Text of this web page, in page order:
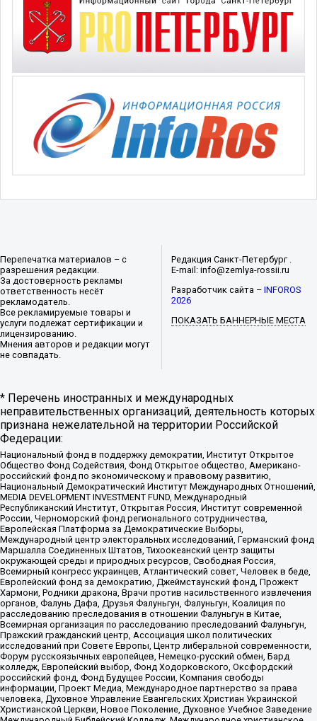
Перепечатка материалов – с
разрешения редакции.
За достоверность рекламы
ответственность несёт
рекламодатель.
Все рекламируемые товары и
услуги подлежат сертификации и
лицензированию.
Мнения авторов и редакции могут
не совпадать.
Редакция Санкт-Петербург .
E-mail: info@zemlya-rossii.ru
Разработчик сайта –INFOROS
2026
ПОКАЗАТЬ БАННЕРНЫЕ МЕСТА
* Перечень иностранных и международных
неправительственных организаций, деятельность которых
признана нежелательной на территории Российской
Федерации:
Национальный фонд в поддержку демократии, Институт Открытое
Общество Фонд Содействия, Фонд Открытое общество, Американо-
российский фонд по экономическому и правовому развитию,
Национальный Демократический Институт Международных Отношений,
MEDIA DEVELOPMENT INVESTMENT FUND, Международный
Республиканский Институт, Открытая Россия, Институт современной
России, Черноморский фонд регионального сотрудничества,
Европейская Платформа за Демократические Выборы,
Международный центр электоральных исследований, Германский фонд
Маршалла Соединенных Штатов, Тихоокеанский центр защиты
окружающей среды и природных ресурсов, Свободная Россия,
Всемирный конгресс украинцев, Атлантический совет, Человек в беде,
Европейский фонд за демократию, Джеймстаунский фонд, Прожект
Хармони, Родники дракона, Врачи против насильственного извлечения
органов, Фалунь Дафа, Друзья Фалуньгун, Фалуньгун, Коалиция по
расследованию преследования в отношении Фалуньгун в Китае,
Всемирная организация по расследованию преследований Фалуньгун,
Пражский гражданский центр, Ассоциация школ политических
исследований при Совете Европы, Центр либеральной современности,
Форум русскоязычных европейцев, Немецко-русский обмен, Бард
колледж, Европейский выбор, Фонд Ходорковского, Оксфордский
российский фонд, Фонд Будущее России, Компания свободы
информации, Проект Медиа, Международное партнерство за права
человека, Духовное Управление Евангельских Христиан Украинской
Христианской Церкви, Новое Поколение, Духовное Учебное Заведение